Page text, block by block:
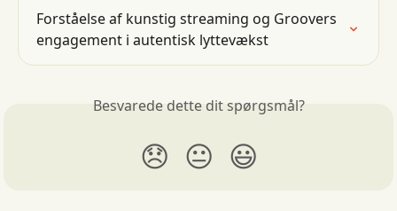
Forståelse af kunstig streaming og Groovers
engagement i autentisk lyttevækst
Besvarede dette dit spørgsmål?
😞 😐 😃